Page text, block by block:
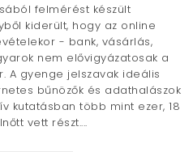
felmérést készült
kiderült, hogy az online
- bank, vásárlás,
nem elővigyázatosak a
A gyenge jelszavak ideális
bűnözők és adathalászok
kutatásban több mint ezer, 18
vett részt....